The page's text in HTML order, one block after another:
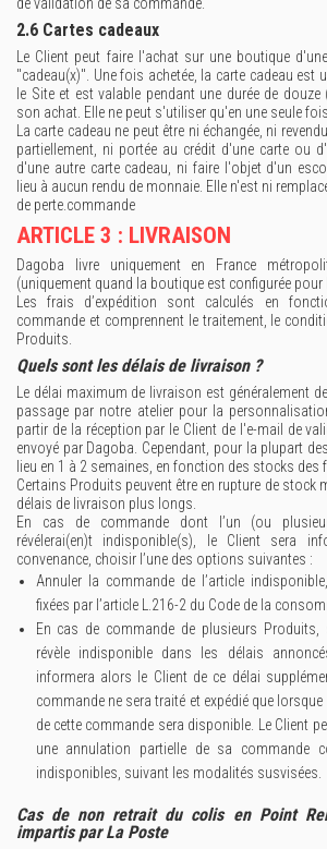
2.6 Cartes cadeaux
Le Client peut faire l'achat sur une boutique
"cadeau(x)". Une fois achetée, la carte cadeau est
le Site et est valable pendant une durée de
son achat. Elle ne peut s'utiliser qu'en une seule fois.
La carte cadeau ne peut être ni échangée, ni
partiellement, ni portée au crédit d'une carte ou
d'une autre carte cadeau, ni faire l'objet d'un
lieu à aucun rendu de monnaie. Elle n'est ni
de perte.commande
ARTICLE 3 : LIVRAISON
Dagoba livre uniquement en France
(uniquement quand la boutique est configurée pour
Les frais d’expédition sont calculés en
commande et comprennent le traitement, le
Produits.
Quels sont les délais de livraison ?
Le délai maximum de livraison est généralement
passage par notre atelier pour la
partir de la réception par le Client de l'e-mail de
envoyé par Dagoba. Cependant, pour la plupart
lieu en 1 à 2 semaines, en fonction des stocks des
Certains Produits peuvent être en rupture de stock
délais de livraison plus longs.
En cas de commande dont l’un (ou
révélerai(en)t indisponible(s), le Client sera
convenance, choisir l’une des options suivantes :
Annuler la commande de l’article
fixées par l’article L.216-2 du Code de la
En cas de commande de plusieurs
révèle indisponible dans les délais
informera alors le Client de ce délai
commande ne sera traité et expédié que
de cette commande sera disponible. Le Client
une annulation partielle de sa commande
indisponibles, suivant les modalités susvisées.
Cas de non retrait du colis en Point
impartis par La Poste